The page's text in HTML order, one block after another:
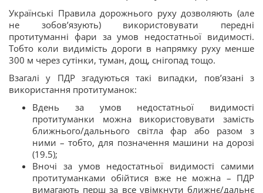
Українські Правила дорожнього руху дозволяють (але
не зобов’язують) використовувати передні
протитуманні фари за умов недостатньої видимості.
Тобто коли видимість дороги в напрямку руху менше
300 м через сутінки, туман, дощ, снігопад тощо.
Взагалі у ПДР згадуються такі випадки, пов’язані з
використання протитуманок:
Вдень за умов недостатньої видимості
протитуманки можна використовувати замість
ближнього/дальнього світла фар або разом з
ними – тобто, для позначення машини на дорозі
(19.5);
Вночі за умов недостатньої видимості самими
протитуманками обійтися вже не можна – ПДР
вимагають перш за все увімкнути ближнє/дальнє